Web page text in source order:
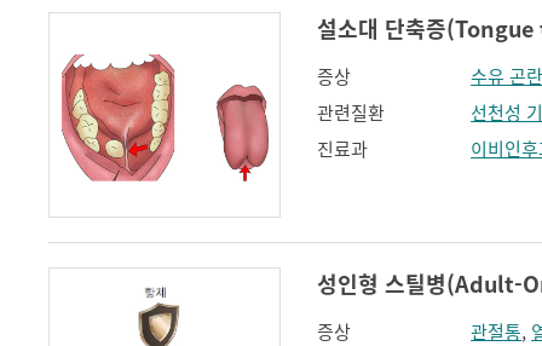
설소대 단축증
증상
수유 곤
관련질환
선천성
진료과
이비인
성인형 스틸병(Adult-
증상 관절통,